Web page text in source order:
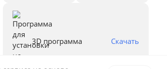
3D программа Скачать